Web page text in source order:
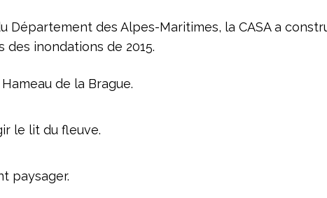
Département des Alpes-Maritimes, la CASA a
inondations de 2015.
de la Brague.
le lit du fleuve.
paysager.